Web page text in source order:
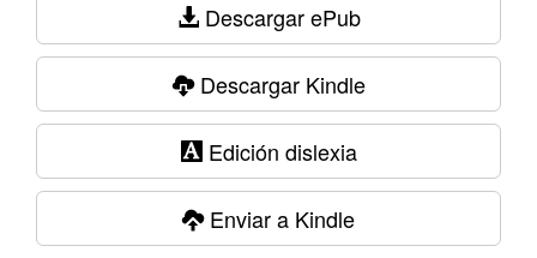
Descargar ePub
Descargar Kindle
Edición dislexia
Enviar a Kindle